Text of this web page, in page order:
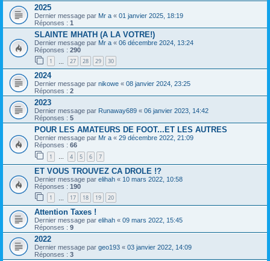
2025
Dernier message par Mr a « 01 janvier 2025, 18:19
Réponses : 1
SLAINTE MHATH (A LA VOTRE!)
Dernier message par Mr a « 06 décembre 2024, 13:24
Réponses : 290
1 27 28 29 30
2024
Dernier message par nikowe « 08 janvier 2024, 23:25
Réponses : 2
2023
Dernier message par Runaway689 « 06 janvier 2023, 14:42
Réponses : 5
POUR LES AMATEURS DE FOOT...ET LES AUTRES
Dernier message par Mr a « 29 décembre 2022, 21:09
Réponses : 66
1 … 4 5 6 7
ET VOUS TROUVEZ CA DROLE !?
Dernier message par elihah « 10 mars 2022, 10:58
Réponses : 190
1 17 18 19 20
Attention Taxes !
Dernier message par elihah « 09 mars 2022, 15:45
Réponses : 9
2022
Dernier message par geo193 « 03 janvier 2022, 14:09
Réponses : 3